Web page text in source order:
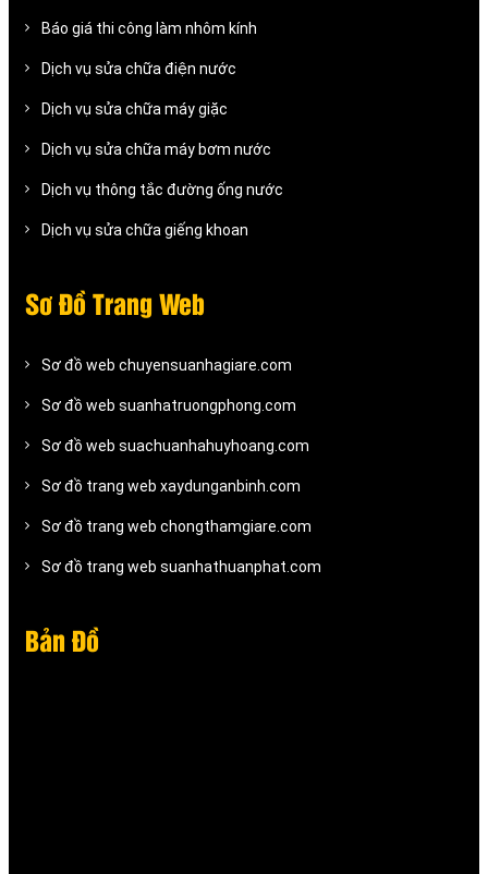
Báo giá thi công làm nhôm kính
Dịch vụ sửa chữa điện nước
Dịch vụ sửa chữa máy giặc
Dịch vụ sửa chữa máy bơm nước
Dịch vụ thông tắc đường ống nước
Dịch vụ sửa chữa giếng khoan
Sơ Đồ Trang Web
Sơ đồ web chuyensuanhagiare.com
Sơ đồ web suanhatruongphong.com
Sơ đồ web suachuanhahuyhoang.com
Sơ đồ trang web xaydunganbinh.com
Sơ đồ trang web chongthamgiare.com
Sơ đồ trang web suanhathuanphat.com
Bản Đồ